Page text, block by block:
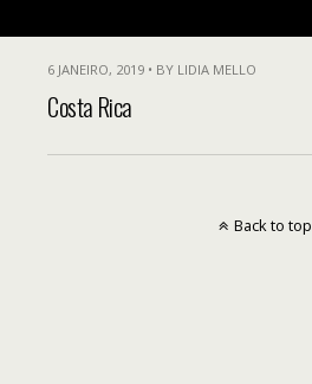
6 JANEIRO, 2019 • BY LIDIA MELLO
Costa Rica
Back to top